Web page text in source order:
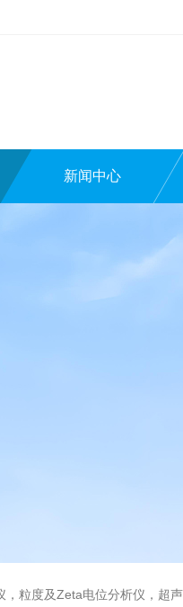
新闻中心
，澄清度检查专用伞棚灯，伞棚灯，超声粒度仪